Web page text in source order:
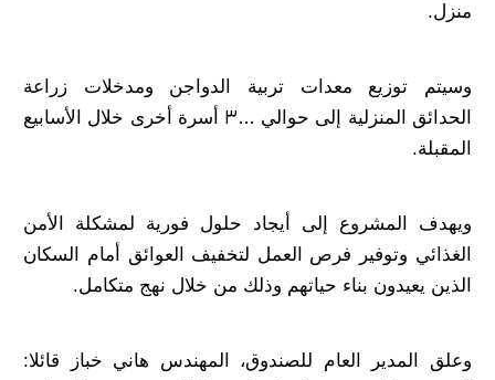
منزل.
وسيتم توزيع معدات تربية الدواجن ومدخلات زراعة
الحدائق المنزلية إلى حوالي 3000 أسرة أخرى خلال الأسابيع
المقبلة.
ويهدف المشروع إلى أيجاد حلول فورية لمشكلة الأمن
الغذائي وتوفير فرص العمل لتخفيف العوائق أمام السكان
الذين يعيدون بناء حياتهم وذلك من خلال نهج متكامل.
وعلق المدير العام للصندوق، المهندس هاني خباز قائلا: